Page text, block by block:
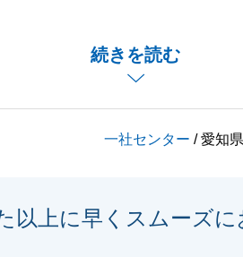
続きを読む
も大変嬉しく思っております。
取引を終えることが出来ました。
閉じる
一社センター / 愛知
以上に早くスムーズ